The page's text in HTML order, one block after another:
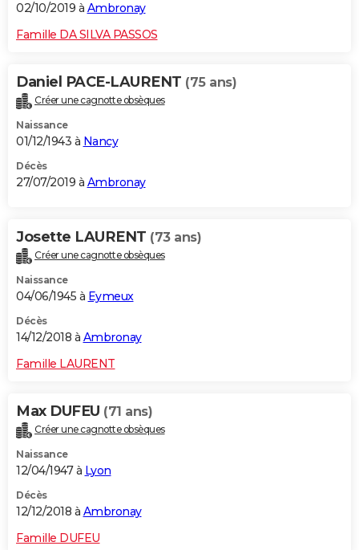
02/10/2019 à Ambronay
Famille DA SILVA PASSOS
Daniel PACE-LAURENT (75 ans)
Créer une cagnotte obsèques
Naissance
01/12/1943 à Nancy
Décès
27/07/2019 à Ambronay
Josette LAURENT (73 ans)
Créer une cagnotte obsèques
Naissance
04/06/1945 à Eymeux
Décès
14/12/2018 à Ambronay
Famille LAURENT
Max DUFEU (71 ans)
Créer une cagnotte obsèques
Naissance
12/04/1947 à Lyon
Décès
12/12/2018 à Ambronay
Famille DUFEU